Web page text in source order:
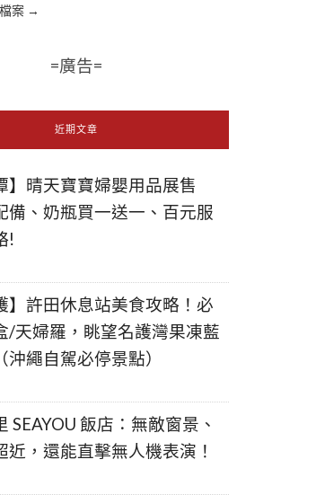
案 →
=廣告=
近期文章
】晴天寶寶婦嬰用品展售
備、奶瓶買一送一、百元服
!
】許田休息站美食攻略！必
/天婦羅，眺望名護灣果凍藍
沖繩自駕必停景點）
SEAYOU 飯店：無敵窗景、
近，還能直擊無人機表演！